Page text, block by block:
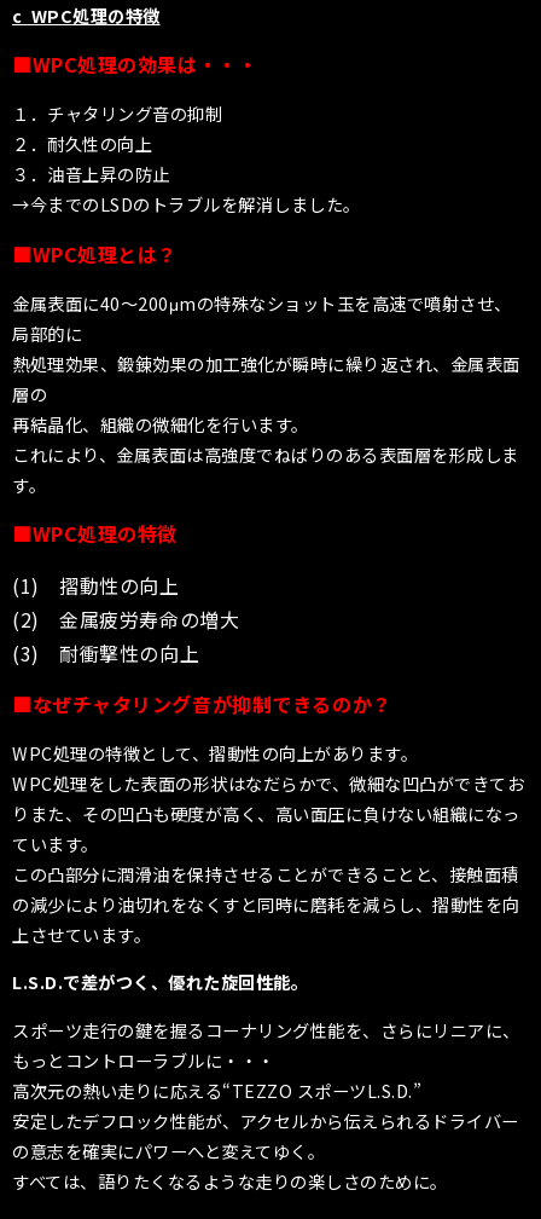
c WPC処理の特徴
■WPC処理の効果は・・・
１．チャタリング音の抑制
２．耐久性の向上
３．油音上昇の防止
→今までのLSDのトラブルを解消しました。
■WPC処理とは？
金属表面に40〜200μmの特殊なショット玉を高速で噴射させ、
局部的に
熱処理効果、鍛錬効果の加工強化が瞬時に繰り返され、金属表面
層の
再結晶化、組織の微細化を行います。
これにより、金属表面は高強度でねばりのある表面層を形成しま
す。
■WPC処理の特徴
(1) 摺動性の向上
(2) 金属疲労寿命の増大
(3) 耐衝撃性の向上
■なぜチャタリング音が抑制できるのか？
WPC処理の特徴として、摺動性の向上があります。
WPC処理をした表面の形状はなだらかで、微細な凹凸ができてお
りまた、 その凹凸も硬度が高く、高い面圧に負けない組織になっ
ています。
この凸部分に潤滑油を保持させることができることと、接触面積
の減少により油切れをなくすと同時に磨耗を減らし、摺動性を向
上させています。
L.S.D.で差がつく、優れた旋回性能。
スポーツ走行の鍵を握るコーナリング性能を、さらにリニアに、
もっとコントローラブルに・・・
高次元の熱い走りに応える“TEZZO スポーツL.S.D.”
安定したデフロック性能が、アクセルから伝えられるドライバー
の意志を確実にパワーへと変えてゆく。
すべては、語りたくなるような走りの楽しさのために。